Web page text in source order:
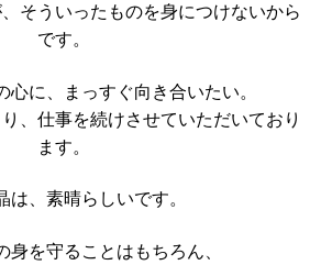
そういったものを身につけないから
です。
心に、まっすぐ向き合いたい。
、仕事を続けさせていただいており
ます。
は、素晴らしいです。
身を守ることはもちろん、